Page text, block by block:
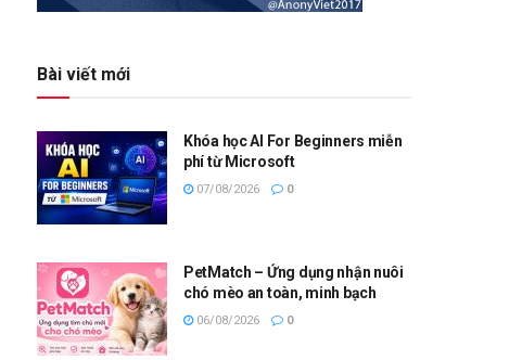
Bài viết mới
Khóa học AI For Beginners miễn
phí từ Microsoft
07/08/2026 0
PetMatch – Ứng dụng nhận nuôi
chó mèo an toàn, minh bạch
06/08/2026 0